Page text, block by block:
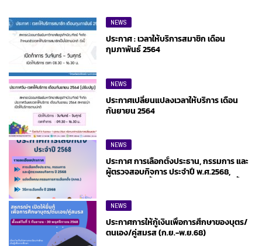
NEWS
ประกาศ : เวลาให้บริการสมาชิก เดือน
กุมภาพันธ์ 2564
NEWS
ประกาศเปลี่ยนแปลงเวลาให้บริการ เดือน
กันยายน 2564
NEWS
ประกาศ การเลือกตั้งประธาน, กรรมการ และ
ผู้ตรวจสอบกิจการ ประจำปี พ.ศ.2568,
NEWS
ประกาศการให้กู้เงินเพื่อการศึกษาของบุตร/
ตนเอง/คู่สมรส (ก.ย.-พ.ย.68)